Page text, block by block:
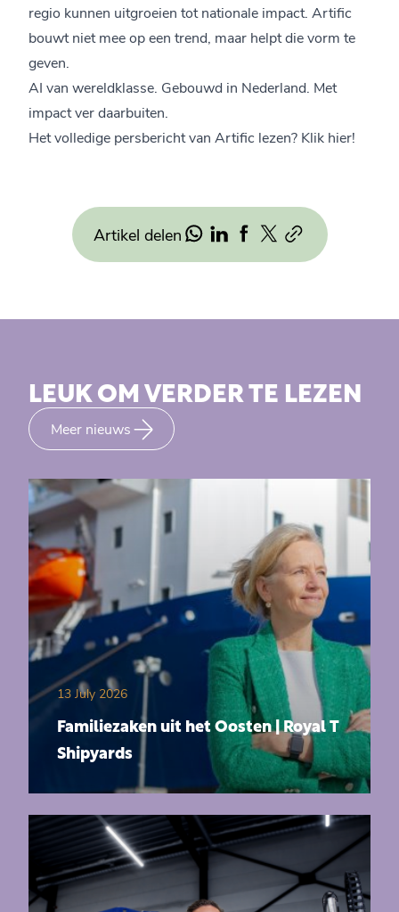
regio kunnen uitgroeien tot nationale impact. Artific
bouwt niet mee op een trend, maar helpt die vorm te
geven.
AI van wereldklasse. Gebouwd in Nederland. Met
impact ver daarbuiten.
Het volledige persbericht van Artific lezen? Klik hier!
Artikel delen
LEUK OM VERDER TE LEZEN
Meer nieuws
13 July 2026
Familiezaken uit het Oosten | Royal T
Shipyards